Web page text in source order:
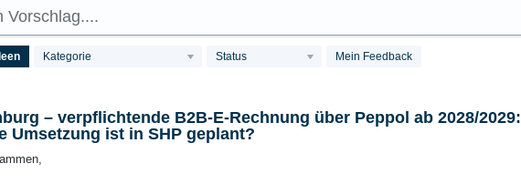
Vorschlag....
Kategorie Status Mein Feedback
– verpflichtende B2B-E-Rechnung über Peppol ab 2028/2029:
Umsetzung ist in SHP geplant?